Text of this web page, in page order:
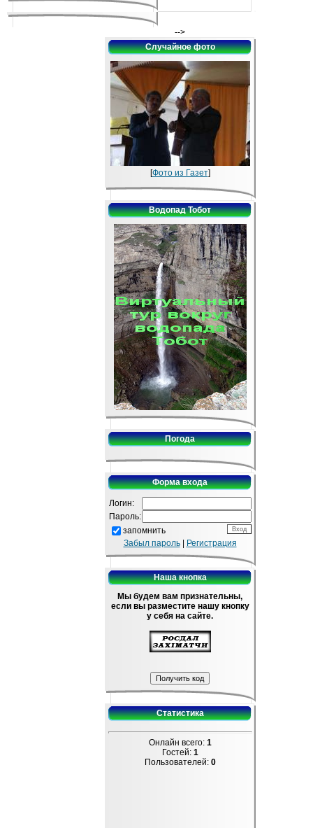
-->
Случайное фото
[Фото из Газет]
Водопад Тобот
Погода
Форма входа
Логин:
Пароль:
запомнить
Забыл пароль| Регистрация
Наша кнопка
Мы будем вам признательны,
если вы разместите нашу кнопку
у себя на сайте.
Статистика
Онлайн всего: 1
Гостей: 1
Пользователей: 0